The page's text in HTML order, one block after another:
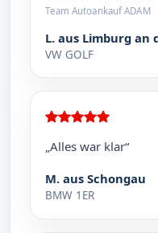
Team Autoankauf ADAM
L. aus Limburg an
VW GOLF
„Alles war klar“
M. aus Schongau
BMW 1ER